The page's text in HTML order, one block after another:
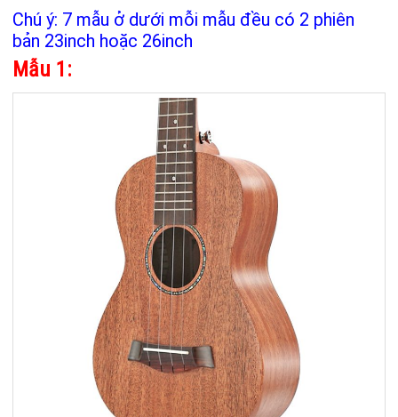
Chú ý: 7 mẫu ở dưới mỗi mẫu đều có 2 phiên
bản 23inch hoặc 26inch
Mẫu 1: